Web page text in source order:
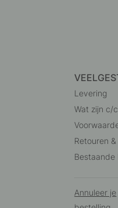
Levering
Wat zijn c/
Retouren
Bestaande
Annuleer je